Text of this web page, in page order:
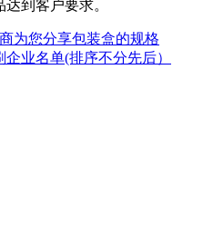
到客户要求。
为您分享包装盒的规格
业名单(排序不分先后）